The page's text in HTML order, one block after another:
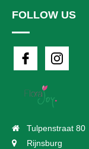
FOLLOW US
Tulpenstraat 80
Rijnsburg